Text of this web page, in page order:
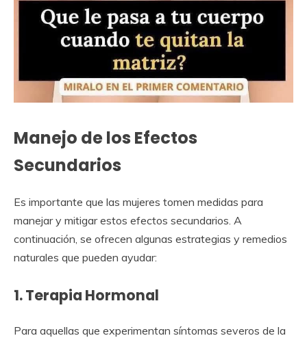
Manejo de los Efectos
Secundarios
Es importante que las mujeres tomen medidas para
manejar y mitigar estos efectos secundarios. A
continuación, se ofrecen algunas estrategias y remedios
naturales que pueden ayudar:
1. Terapia Hormonal
Para aquellas que experimentan síntomas severos de la